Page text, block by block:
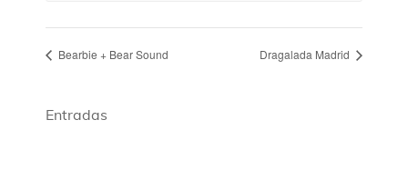
Bearbie + Bear Sound Dragalada Madrid
Entradas